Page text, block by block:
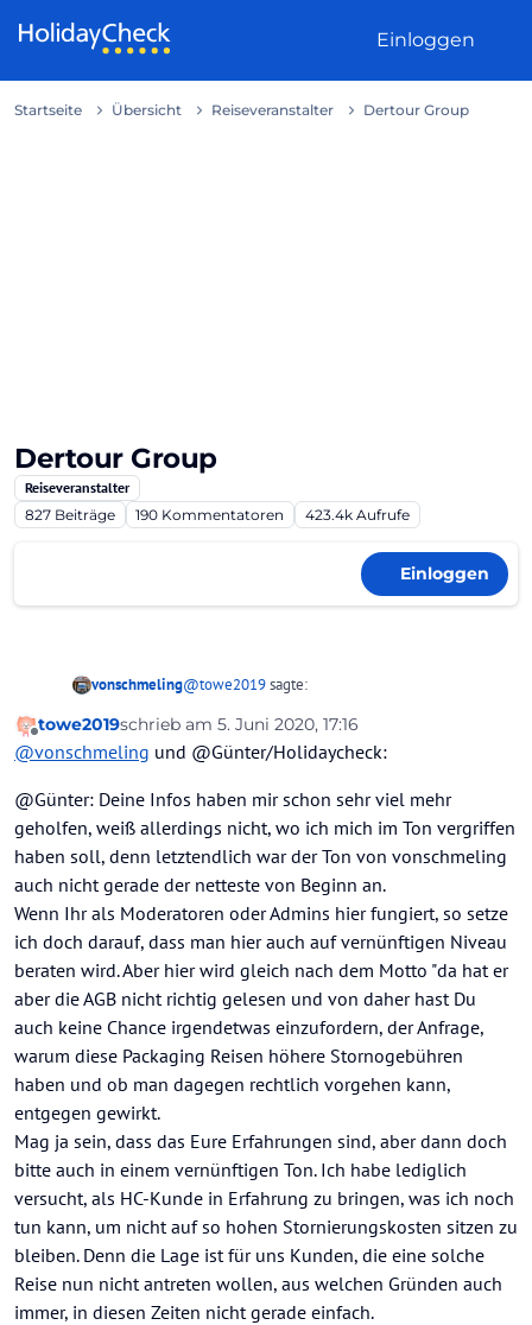
Einloggen
Startseite Übersicht Reiseveranstalter Dertour Group
Dertour Group
Reiseveranstalter
827 Beiträge 190 Kommentatoren 423.4k Aufrufe
Einloggen
vonschmeling@towe2019sagte:
Leider bekomme ich diese (AGB 2019) auch
angeblich nicht mehr vorliegen. Habe
gehabt.
Offenbar hat towe2019 ja schon eine Klärung mit
dem Reisebüro angestrebt - ergebnislos.
@Gonzo1969
Es kann (und muss auch nicht!) jeder einzelne der
Parameter der Reise in den AGB berücksichtigt
werden, ansonsten hießen sie ja nicht
"Allgemeine'" Geschäftsbedingungen.
Im Falle einer streitigen Einigung muss jedenfalls
der Veranstalter seine Kosten offenlegen und ggf.
auch ausführen, dass er die zurückgegebene Reise
nicht anderweitig verwerten konnte.
towe2019 bestreitet jedoch, dass bei der Buchung
überhauptStornogebühren einsehbar waren,
ferner begehrt sie/er Einsicht in die damals
gegenständlichen Buchung angeben würde wäre
das kein geeigneter Sachverhalt für das Forum -
erster Ansprechpartner ist das Reisebüro, da nur
dort (und eben auch nicht beim Veranstalter
himself!) Übersicht besteht und die von Günter
wiederholt genannten Fachleute sitzen.
Offline
towe2019schrieb am 5. Juni 2020, 17:16
zuletzt editiert von
@vonschmeling und @Günter/Holidaycheck:
@Günter: Deine Infos haben mir schon sehr viel mehr
geholfen, weiß allerdings nicht, wo ich mich im Ton vergriffen
haben soll, denn letztendlich war der Ton von vonschmeling
auch nicht gerade der netteste von Beginn an.
Wenn Ihr als Moderatoren oder Admins hier fungiert, so setze
ich doch darauf, dass man hier auch auf vernünftigen Niveau
beraten wird. Aber hier wird gleich nach dem Motto "da hat er
aber die AGB nicht richtig gelesen und von daher hast Du
auch keine Chance irgendetwas einzufordern, der Anfrage,
warum diese Packaging Reisen höhere Stornogebühren
haben und ob man dagegen rechtlich vorgehen kann,
entgegen gewirkt.
Mag ja sein, dass das Eure Erfahrungen sind, aber dann doch
bitte auch in einem vernünftigen Ton. Ich habe lediglich
versucht, als HC-Kunde in Erfahrung zu bringen, was ich noch
tun kann, um nicht auf so hohen Stornierungskosten sitzen zu
bleiben. Denn die Lage ist für uns Kunden, die eine solche
Reise nun nicht antreten wollen, aus welchen Gründen auch
immer, in diesen Zeiten nicht gerade einfach.